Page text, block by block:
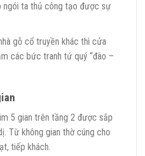
ngói ta thủ công tạo được sự
gỗ cổ truyền khác thì cửa
các bức tranh tứ quý “đào –
5 gian trên tầng 2 được sắp
Từ không gian thờ cúng cho
tiếp khách.